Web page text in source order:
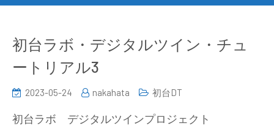
初台ラボ・デジタルツイン・チュ
ートリアル3
2023-05-24 nakahata 初台DT
初台ラボ デジタルツインプロジェクト